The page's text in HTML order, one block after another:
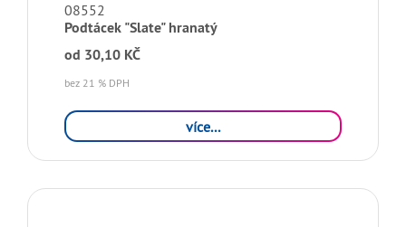
08552
Podtácek "Slate" hranatý
od 30,10 KČ
bez 21 % DPH
více...